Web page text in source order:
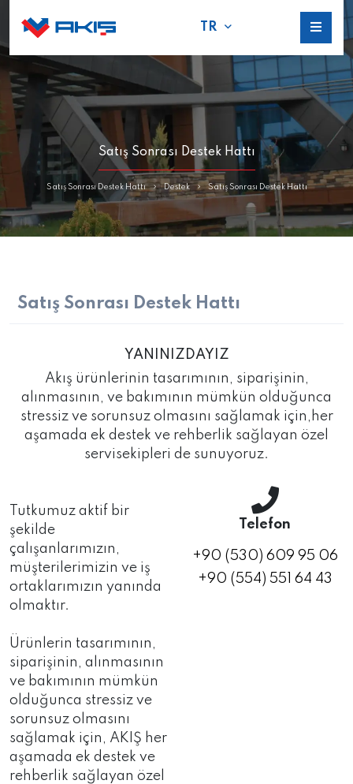
TR
Satış Sonrası Destek Hattı
Satış Sonrası Destek Hattı Destek Satış Sonrası Destek Hattı
Satış Sonrası Destek Hattı
YANINIZDAYIZ
Akış ürünlerinin tasarımının, siparişinin,
alınmasının, ve bakımının mümkün olduğunca
stressiz ve sorunsuz olmasını sağlamak için,her
aşamada ek destek ve rehberlik sağlayan özel
servisekipleri de sunuyoruz.
Tutkumuz aktif bir
şekilde
çalışanlarımızın,
müşterilerimizin ve iş
ortaklarımızın yanında
olmaktır.
Ürünlerin tasarımının,
siparişinin, alınmasının
ve bakımının mümkün
olduğunca stressiz ve
sorunsuz olmasını
sağlamak için, AKIŞ her
aşamada ek destek ve
rehberlik sağlayan özel
Telefon
+90 (530) 609 95 06
+90 (554) 551 64 43